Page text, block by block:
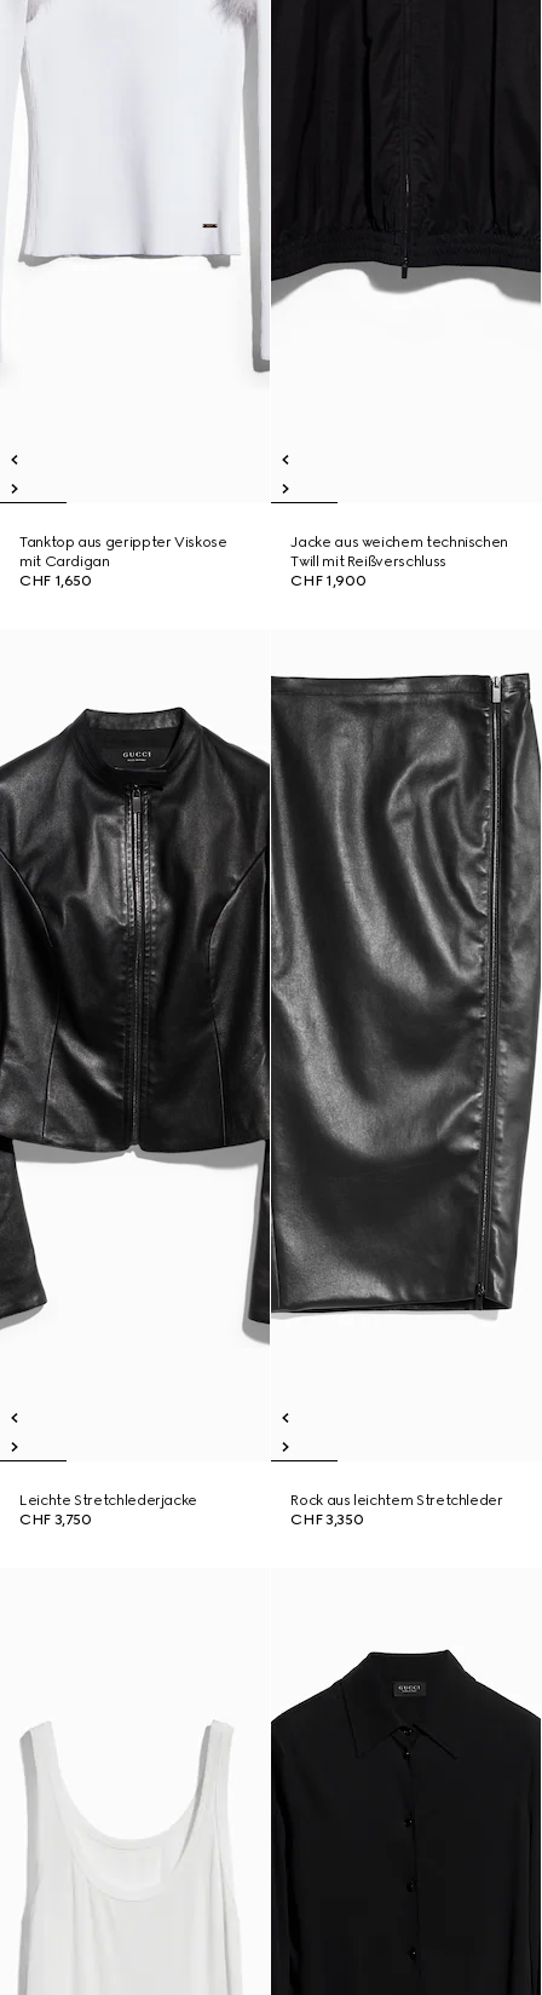
Tanktop aus gerippter Viskose
mit Cardigan
CHF 1,650
Jacke aus weichem technischen
Twill mit Reißverschluss
CHF 1,900
Leichte Stretchlederjacke
CHF 3,750
Rock aus leichtem Stretchleder
CHF 3,350